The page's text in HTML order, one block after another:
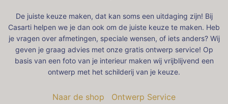
De juiste keuze maken, dat kan soms een uitdaging zijn! Bij
Casarti helpen we je dan ook om de juiste keuze te maken. Heb
je vragen over afmetingen, speciale wensen, of iets anders? Wij
geven je graag advies met onze gratis ontwerp service! Op
basis van een foto van je interieur maken wij vrijblijvend een
ontwerp met het schilderij van je keuze.
Naar de shop Ontwerp Service